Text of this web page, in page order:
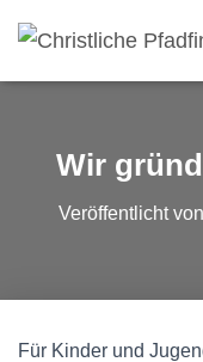
Wir
Veröffentlicht von
Für Kinder und